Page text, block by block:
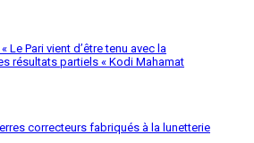
Le Pari vient d’être tenu avec la
résultats partiels « Kodi Mahamat
correcteurs fabriqués à la lunetterie